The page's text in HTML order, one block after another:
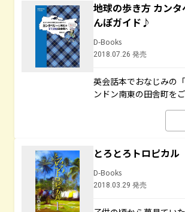
地球の歩き方 カン
んぽガイド♪
D-Books
2018.07.26 発売
英会話本でおなじみの
ンドン南東の田舎町を
とろとろトロピカ
D-Books
2018.03.29 発売